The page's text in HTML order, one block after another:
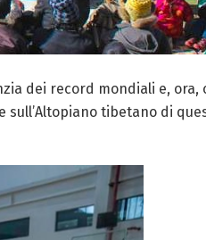
dei record mondiali e,
sull’Altopiano tibetano di